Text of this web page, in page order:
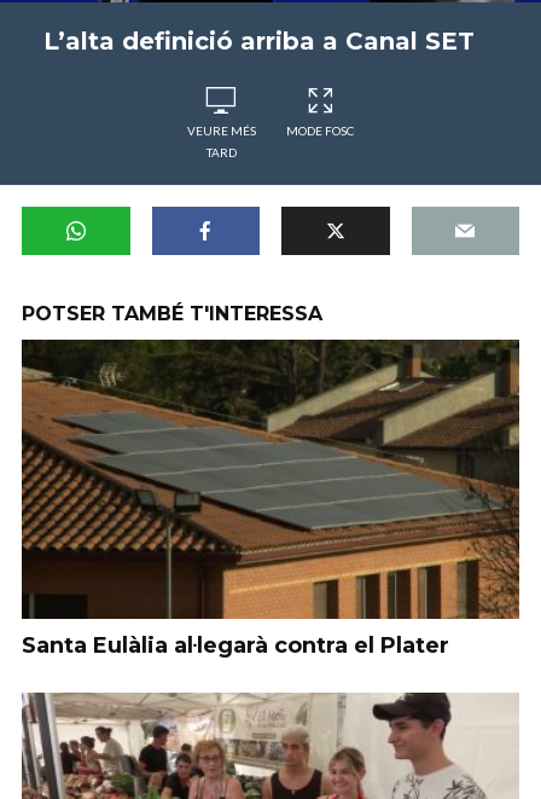
L’alta definició arriba a Canal SET
VEURE MÉS
TARD
MODE FOSC
POTSER TAMBÉ T'INTERESSA
Santa Eulàlia al·legarà contra el Plater